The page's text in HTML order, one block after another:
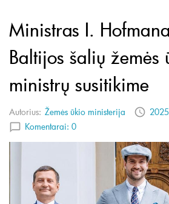
Ministras I.
Baltijos šalių žemės
ministrų susitikime
Autorius: Žemės ūkio ministerija
Komentarai: 0